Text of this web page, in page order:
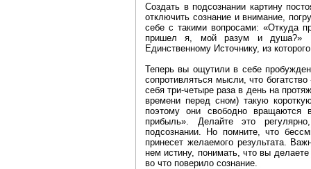
Создать в подсознании картину
отключить сознание и внимание,
себе с такими вопросами: «Откуда
пришел я, мой разум и душа?»
Единственному Источнику, из
Теперь вы ощутили в себе
сопротивляться мысли, что
себя три-четыре раза в день на
времени перед сном) такую
поэтому они свободно вращаются
прибыль». Делайте это
подсознании. Но помните, что
принесет желаемого результата.
нем истину, понимать, что вы
во что поверило сознание.